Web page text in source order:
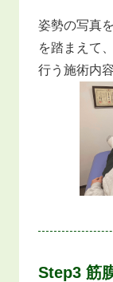
姿勢の写真
を踏まえて
行う施術内
Step3 筋